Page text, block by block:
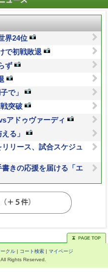
界24位
で初戦敗退
ず
で」
突破
アドゥヴァーディ
る」
リース、試合スケジュ
きの応援を届ける「エ
クル| コート検索| マイページ
Rights Reserved.